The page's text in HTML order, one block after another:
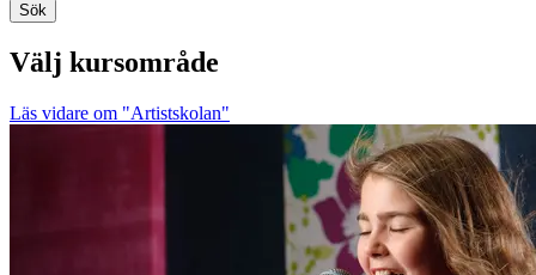
Sök
Välj kursområde
Läs vidare om "Artistskolan"